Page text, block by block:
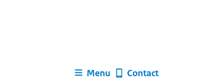
Menu Contact